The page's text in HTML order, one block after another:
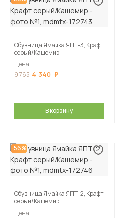
Обувница Ямайка ЯПТ-3, Крафт
серый/Кашемир
Цена
9 765 4 340
В корзину
-56%
Обувница Ямайка ЯПТ-2, Крафт
серый/Кашемир
Цена